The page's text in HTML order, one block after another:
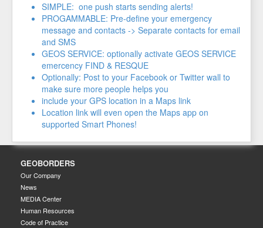
SIMPLE: one push starts sending alerts!
PROGAMMABLE: Pre-define your emergency
message and contacts -> Separate contacts for email
and SMS
GEOS SERVICE: optionally activate GEOS SERVICE
emercency FIND & RESQUE
Optionally: Post to your Facebook or Twitter wall to
make sure more people helps you
include your GPS location in a Maps link
Location link will even open the Maps app on
supported Smart Phones!
GEOBORDERS
Our Company
News
MEDIA Center
Human Resources
Code of Practice